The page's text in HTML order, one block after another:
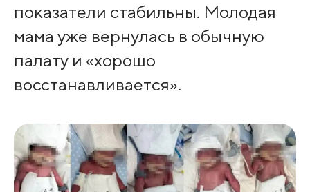
показатели стабильны. Молодая
мама уже вернулась в обычную
палату и «хорошо
восстанавливается».